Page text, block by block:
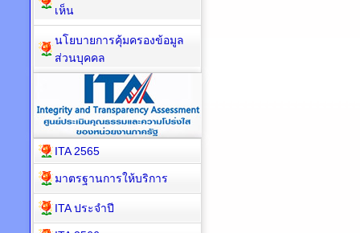
เห็น
นโยบายการคุ้มครองข้อมูล
ส่วนบุคคล
ITA 2565
มาตรฐานการให้บริการ
ITA ประจำปี